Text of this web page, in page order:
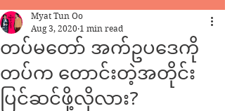
တပ်မတော် အက်ဥပဒေကို
တပ်က တောင်းတဲ့အတိုင်း
ပြင်ဆင်ဖို့လိုလား?
Myat Tun Oo
Aug 3, 2020 1 min read